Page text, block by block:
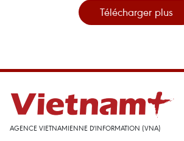
Télécharger plus
AGENCE VIETNAMIENNE D'INFORMATION (VNA)